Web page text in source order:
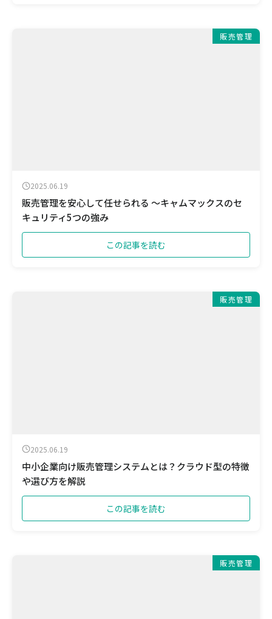
販売管理
2025.06.19
販売管理を安心して任せられる ～キャムマックスのセ
キュリティ5つの強み
この記事を読む
販売管理
2025.06.19
中小企業向け販売管理システムとは？クラウド型の特徴
や選び方を解説
この記事を読む
販売管理